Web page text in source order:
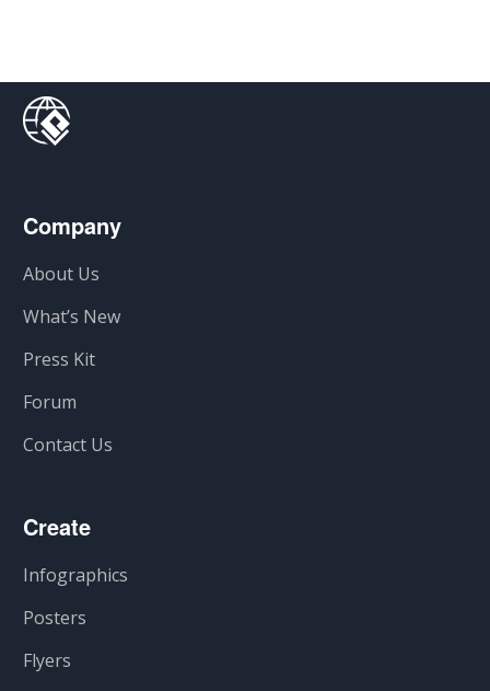
Company
About Us
What’s New
Press Kit
Forum
Contact Us
Create
Infographics
Posters
Flyers